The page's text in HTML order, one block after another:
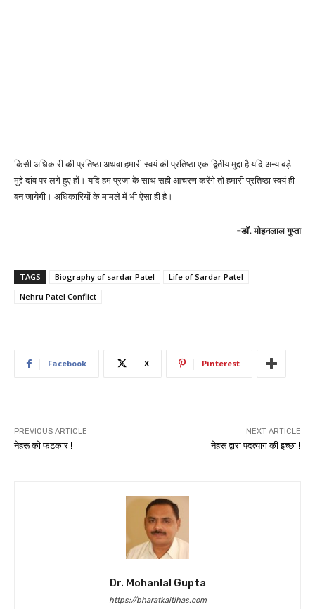
किसी अधिकारी की प्रतिष्ठा अथवा हमारी स्वयं की प्रतिष्ठा एक द्वितीय मुद्दा है यदि अन्य बड़े
मुद्दे दांव पर लगे हुए हों। यदि हम प्रजा के साथ सही आचरण करेंगे तो हमारी प्रतिष्ठा स्वयं ही
बन जायेगी। अधिकारियों के मामले में भी ऐसा ही है।
-डॉ. मोहनलाल गुप्ता
TAGS Biography of sardar Patel
Life of Sardar Patel
Nehru Patel Conflict
Facebook X Pinterest
PREVIOUS ARTICLE
नेहरू को फटकार !
NEXT ARTICLE
नेहरू द्वारा पदत्याग की इच्छा !
Dr. Mohanlal Gupta
https://bharatkaitihas.com